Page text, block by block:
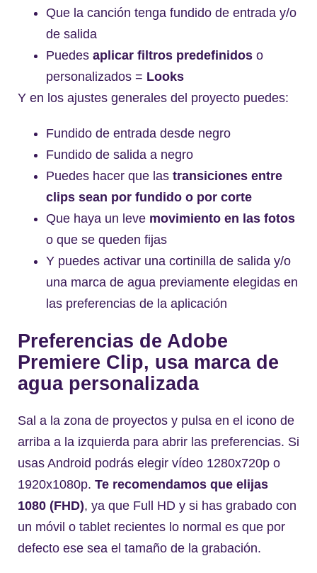
Que la canción tenga fundido de entrada y/o
de salida
Puedes aplicar filtros predefinidos o
personalizados = Looks
Y en los ajustes generales del proyecto puedes:
Fundido de entrada desde negro
Fundido de salida a negro
Puedes hacer que las transiciones entre
clips sean por fundido o por corte
Que haya un leve movimiento en las fotos
o que se queden fijas
Y puedes activar una cortinilla de salida y/o
una marca de agua previamente elegidas en
las preferencias de la aplicación
Preferencias de Adobe
Premiere Clip, usa marca de
agua personalizada
Sal a la zona de proyectos y pulsa en el icono de
arriba a la izquierda para abrir las preferencias. Si
usas Android podrás elegir vídeo 1280x720p o
1920x1080p. Te recomendamos que elijas
1080 (FHD), ya que Full HD y si has grabado con
un móvil o tablet recientes lo normal es que por
defecto ese sea el tamaño de la grabación.